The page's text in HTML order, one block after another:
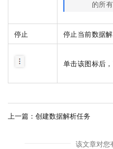
的所
停止 停止当前数据解
单击该图标后
上一篇： 创建数据解析任务
该文章对您